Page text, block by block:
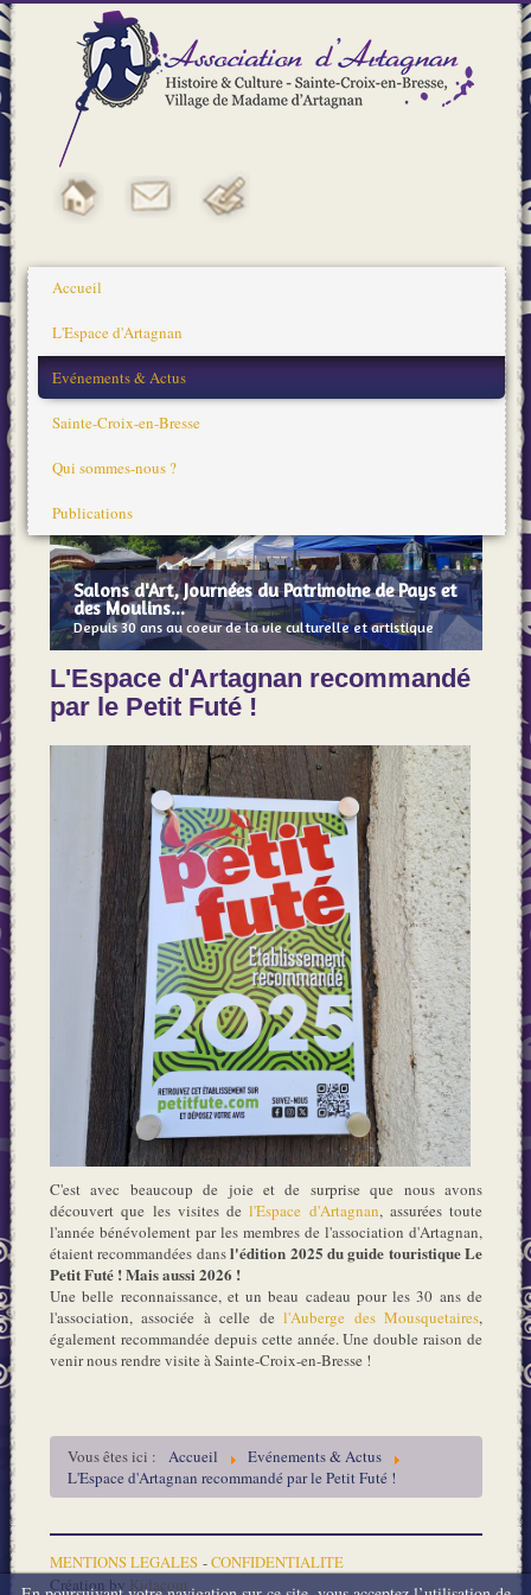
Accueil
L'Espace d'Artagnan
Evénements & Actus
Sainte-Croix-en-Bresse
Qui sommes-nous ?
Publications
Salons d'Art, Journées du Patrimoine de Pays et
des Moulins...
Depuis 30 ans au coeur de la vie culturelle et artistique
L'Espace d'Artagnan recommandé
par le Petit Futé !
C'est avec beaucoup de joie et de surprise que nous avons
découvert que les visites del'Espace d'Artagnan, assurées toute
l'année bénévolement par les membres de l'association d'Artagnan,
étaient recommandées dansl'édition 2025 du guide touristique Le
Petit Futé ! Mais aussi 2026 !
Une belle reconnaissance, et un beau cadeau pour les 30 ans de
l'association, associée à celle de l'Auberge des Mousquetaires,
également recommandée depuis cette année. Une double raison de
venir nous rendre visite à Sainte-Croix-en-Bresse !
Vous êtes ici : Accueil
Evénements & Actus
L'Espace d'Artagnan recommandé par le Petit Futé !
MENTIONS LEGALES -CONFIDENTIALITE
Création by Kidacom